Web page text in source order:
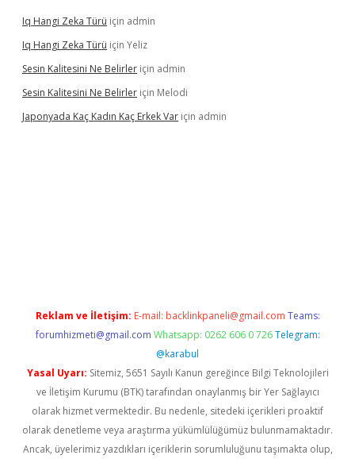
Iq Hangi Zeka Türü için admin
Iq Hangi Zeka Türü için Yeliz
Sesin Kalitesini Ne Belirler için admin
Sesin Kalitesini Ne Belirler için Melodi
Japonyada Kaç Kadın Kaç Erkek Var için admin
Reklam ve İletişim: E-mail: backlinkpaneli@gmail.com Teams:
forumhizmeti@gmail.com Whatsapp: 0262 606 0 726 Telegram:
@karabul
Yasal Uyarı: Sitemiz, 5651 Sayılı Kanun gereğince Bilgi Teknolojileri
ve İletişim Kurumu (BTK) tarafından onaylanmış bir Yer Sağlayıcı
olarak hizmet vermektedir. Bu nedenle, sitedeki içerikleri proaktif
olarak denetleme veya araştırma yükümlülüğümüz bulunmamaktadır.
Ancak, üyelerimiz yazdıkları içeriklerin sorumluluğunu taşımakta olup,